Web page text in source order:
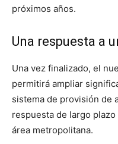
próximos años.
Una respuesta a
Una vez finalizado, el
permitirá ampliar
sistema de provisión de
respuesta de largo
área metropolitana.